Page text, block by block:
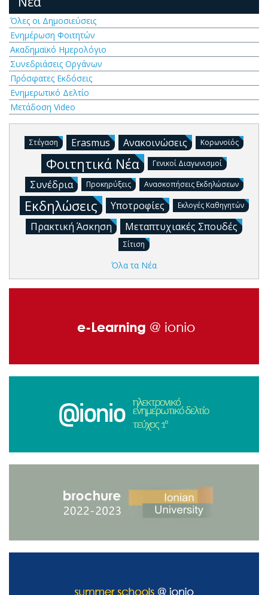
Όλες οι Δημοσιεύσεις
Ενημέρωση Φοιτητών
Ακαδημαϊκό Ημερολόγιο
Συνεδριάσεις Οργάνων
Πρόσφατες Εκδόσεις
Ενημερωτικό Δελτίο
Μετάδοση Video
Στέγαση Erasmus Ανακοινώσεις Κορωνοϊός
Φοιτητικά Νέα Γενικοί Διαγωνισμοί
Συνέδρια Προκηρύξεις Ανασκοπήσεις Εκδηλώσεων
Εκδηλώσεις Υποτροφίες Εκλογές Καθηγητών
Πρακτική Άσκηση Μεταπτυχιακές Σπουδές
Σίτιση
Όλα τα Νέα